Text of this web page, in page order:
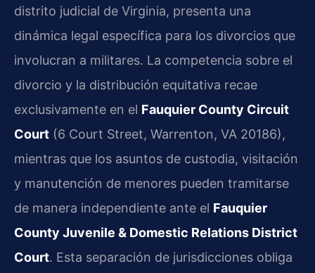
distrito judicial de Virginia, presenta una
dinámica legal específica para los divorcios que
involucran a militares. La competencia sobre el
divorcio y la distribución equitativa recae
exclusivamente en el Fauquier County Circuit
Court (6 Court Street, Warrenton, VA 20186),
mientras que los asuntos de custodia, visitación
y manutención de menores pueden tramitarse
de manera independiente ante el Fauquier
County Juvenile & Domestic Relations District
Court. Esta separación de jurisdicciones obliga